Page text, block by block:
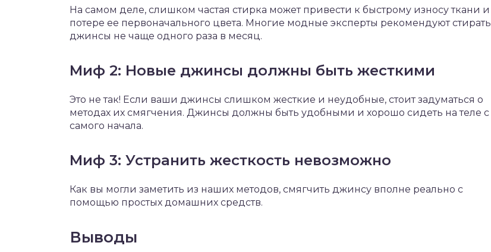
На самом деле, слишком частая стирка может привести к быстрому износу ткани и
потере ее первоначального цвета. Многие модные эксперты рекомендуют стирать
джинсы не чаще одного раза в месяц.
Миф 2: Новые джинсы должны быть жесткими
Это не так! Если ваши джинсы слишком жесткие и неудобные, стоит задуматься о
методах их смягчения. Джинсы должны быть удобными и хорошо сидеть на теле с
самого начала.
Миф 3: Устранить жесткость невозможно
Как вы могли заметить из наших методов, смягчить джинсу вполне реально с
помощью простых домашних средств.
Выводы